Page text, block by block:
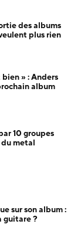
des albums
plus rien
» : Anders
album
10 groupes
metal
sur son album :
guitare ?